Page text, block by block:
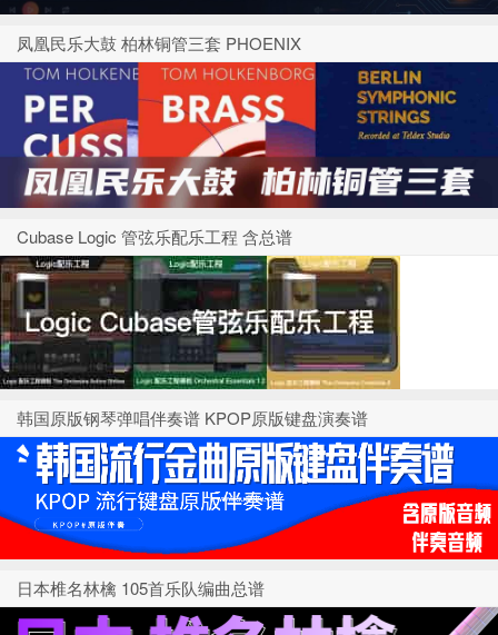
凤凰民乐大鼓 柏林铜管三套 PHOENIX
Cubase Logic 管弦乐配乐工程 含总谱
韩国原版钢琴弹唱伴奏谱 KPOP原版键盘演奏谱
日本椎名林檎 105首乐队编曲总谱